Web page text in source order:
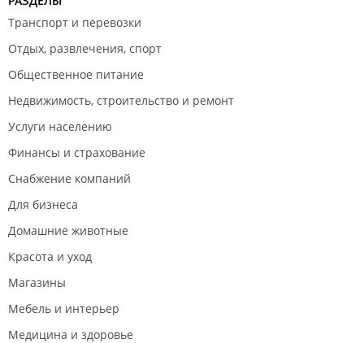
Транспорт и перевозки
Отдых, развлечения, спорт
Общественное питание
Недвижимость, строительство и ремонт
Услуги населению
Финансы и страхование
Снабжение компаний
Для бизнеса
Домашние животные
Красота и уход
Магазины
Мебель и интерьер
Медицина и здоровье